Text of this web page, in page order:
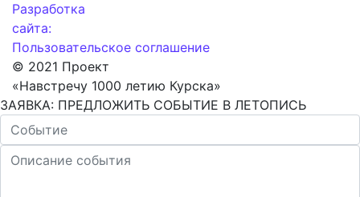
Разработка
сайта:
Пользовательское соглашение
© 2021 Проект
«Навстречу 1000 летию Курска»
ЗАЯВКА: ПРЕДЛОЖИТЬ СОБЫТИЕ В ЛЕТОПИСЬ